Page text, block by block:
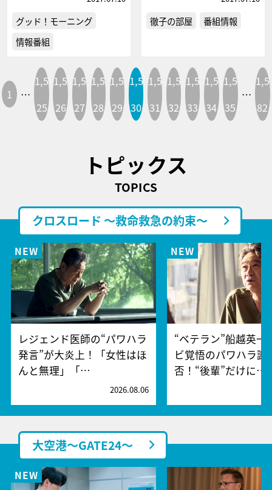
グッド！モーニング
情報番組
徹子の部屋 番組情報
1 …
1,5
25
1,5
26
1,5
27
1,5
28
1,5
29
1,5
30
1,5
31
1,5
32
1,5
33
1,5
34
1,5
35
…
1,5
82
トピックス
TOPICS
クロスロード ～救命救急の約束～
レジェンド医師の“パワハラ
発言”が大炎上！「女性はほ
んと無理」「…
2026.08.06
“ベテラン”船越英一
ビ覚悟のパワハラ謝
否！“後輩”だけに…
大空港～GATE24～